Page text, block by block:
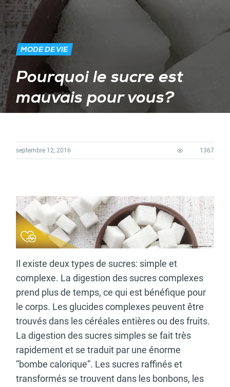
MODE DE VIE
Pourquoi le sucre est
mauvais pour vous?
septembre 12, 2016 1367
Il existe deux types de sucres: simple et
complexe. La digestion des sucres complexes
prend plus de temps, ce qui est bénéfique pour
le corps. Les glucides complexes peuvent être
trouvés dans les céréales entières ou des fruits.
La digestion des sucres simples se fait très
rapidement et se traduit par une énorme
”bombe calorique”. Les sucres raffinés et
transformés se trouvent dans les bonbons, les